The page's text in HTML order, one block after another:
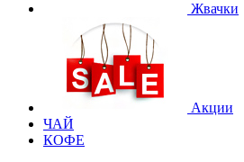
Жвачки
Акции
ЧАЙ
КОФЕ